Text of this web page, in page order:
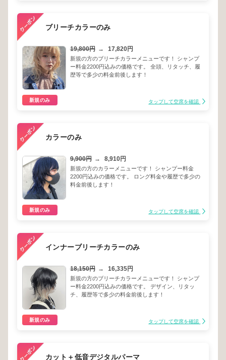
ブリーチカラーのみ
19,800円 → 17,820円
新規の方のブリーチカラーメニューです！ シャンプ
ー料金2200円込みの価格です。 全頭、リタッチ、履
歴等で多少の料金前後します！
新規のみ タップして空席を確認
カラーのみ
9,900円 → 8,910円
新規の方のカラーメニューです！ シャンプー料金
2200円込みの価格です。 ロング料金や履歴で多少の
料金前後します！
新規のみ タップして空席を確認
インナーブリーチカラーのみ
18,150円 → 16,335円
新規の方のブリーチカラーメニューです！ シャンプ
ー料金2200円込みの価格です。 デザイン、リタッ
チ、履歴等で多少の料金前後します！
新規のみ タップして空席を確認
カット＋低音デジタルパーマ